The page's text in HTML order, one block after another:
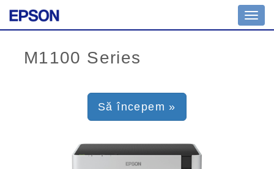
Să începem »